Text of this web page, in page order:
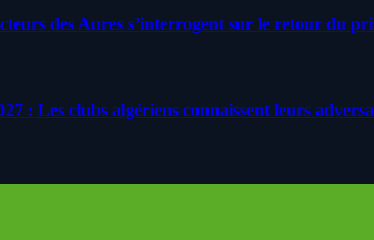
des Aures s’interrogent sur le retour du
: Les clubs algériens connaissent leurs